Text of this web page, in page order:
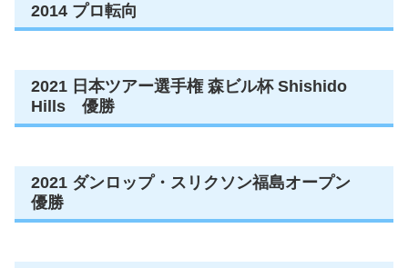
2014 プロ転向
2021 日本ツアー選手権 森ビル杯 Shishido
Hills 優勝
2021 ダンロップ・スリクソン福島オープン
優勝